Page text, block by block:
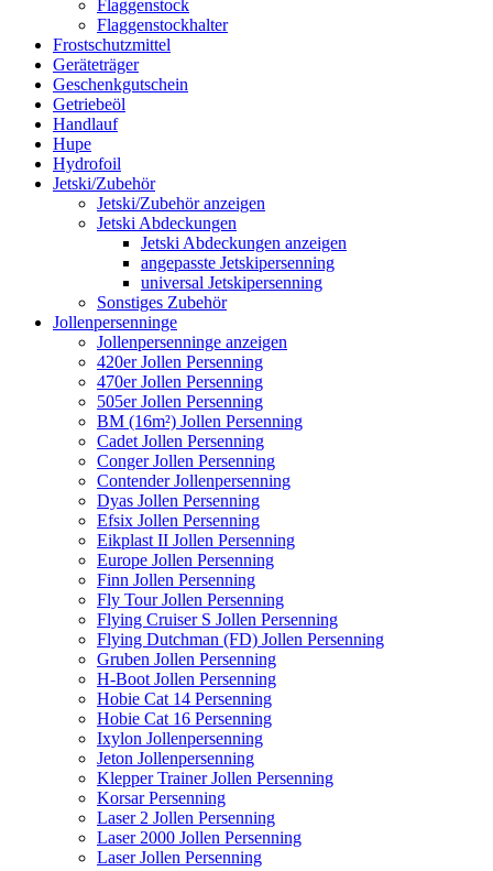
Flaggenstock
Flaggenstockhalter
Frostschutzmittel
Geräteträger
Geschenkgutschein
Getriebeöl
Handlauf
Hupe
Hydrofoil
Jetski/Zubehör
Jetski/Zubehör anzeigen
Jetski Abdeckungen
Jetski Abdeckungen anzeigen
angepasste Jetskipersenning
universal Jetskipersenning
Sonstiges Zubehör
Jollenpersenninge
Jollenpersenninge anzeigen
420er Jollen Persenning
470er Jollen Persenning
505er Jollen Persenning
BM (16m²) Jollen Persenning
Cadet Jollen Persenning
Conger Jollen Persenning
Contender Jollenpersenning
Dyas Jollen Persenning
Efsix Jollen Persenning
Eikplast II Jollen Persenning
Europe Jollen Persenning
Finn Jollen Persenning
Fly Tour Jollen Persenning
Flying Cruiser S Jollen Persenning
Flying Dutchman (FD) Jollen Persenning
Gruben Jollen Persenning
H-Boot Jollen Persenning
Hobie Cat 14 Persenning
Hobie Cat 16 Persenning
Ixylon Jollenpersenning
Jeton Jollenpersenning
Klepper Trainer Jollen Persenning
Korsar Persenning
Laser 2 Jollen Persenning
Laser 2000 Jollen Persenning
Laser Jollen Persenning